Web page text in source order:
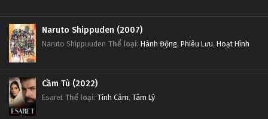
Naruto Shippuden (2007)
Naruto Shippuuden Thể loại: Hành Động, Phiêu Lưu, Hoạt Hình
Cầm Tù (2022)
Esaret Thể loại: Tình Cảm, Tâm Lý